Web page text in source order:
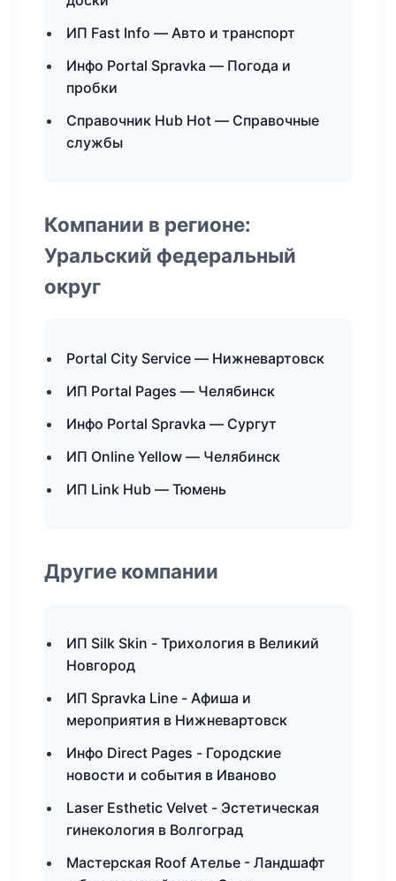
ИП Fast Info — Авто и транспорт
Инфо Portal Spravka — Погода и
пробки
Справочник Hub Hot — Справочные
службы
Компании в регионе:
Уральский федеральный
округ
Portal City Service — Нижневартовск
ИП Portal Pages — Челябинск
Инфо Portal Spravka — Сургут
ИП Online Yellow — Челябинск
ИП Link Hub — Тюмень
Другие компании
ИП Silk Skin - Трихология в Великий
Новгород
ИП Spravka Line - Афиша и
мероприятия в Нижневартовск
Инфо Direct Pages - Городские
новости и события в Иваново
Laser Esthetic Velvet - Эстетическая
гинекология в Волгоград
Мастерская Roof Ателье - Ландшафт